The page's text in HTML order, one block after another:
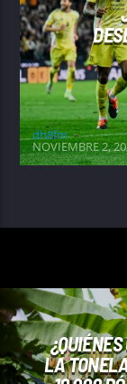
dh8fm
NOVIEMBRE 2,
LA